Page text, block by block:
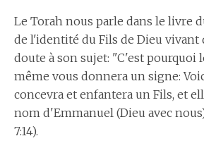
Le Torah nous parle dans le livre
de l'identité du Fils de Dieu
doute à son sujet: "C'est pourquoi
même vous donnera un signe:
concevra et enfantera un Fils, et
nom d'Emmanuel (Dieu avec
7:14).